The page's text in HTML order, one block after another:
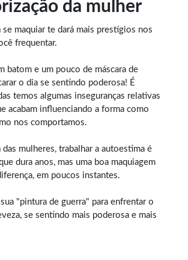
da mulher
se maquiarte dará mais prestígios nos
frequentar.
batom e um pouco de máscara de
o dia se sentindo poderosa! É
temos algumas inseguranças relativas
acabam influenciando a forma como
nos comportamos.
das mulheres, trabalhar a autoestima é
dura anos, mas uma boa maquiagem
em poucos instantes.
"pintura de guerra" para enfrentar o
se sentindo mais poderosa e mais